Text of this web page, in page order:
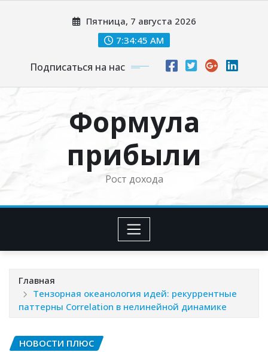
Пятница, 7 августа 2026
7:34:46 AM
Подписаться на нас
Формула
прибыли
Рост дохода
Главная
Тензорная океанология идей: рекуррентные
паттерны Correlation в нелинейной динамике
НОВОСТИ ПЛЮС